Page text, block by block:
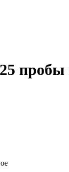
пробы